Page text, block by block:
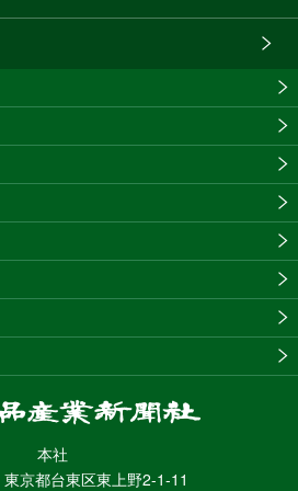
食
産
本社
京都台東区東上野2-1-11